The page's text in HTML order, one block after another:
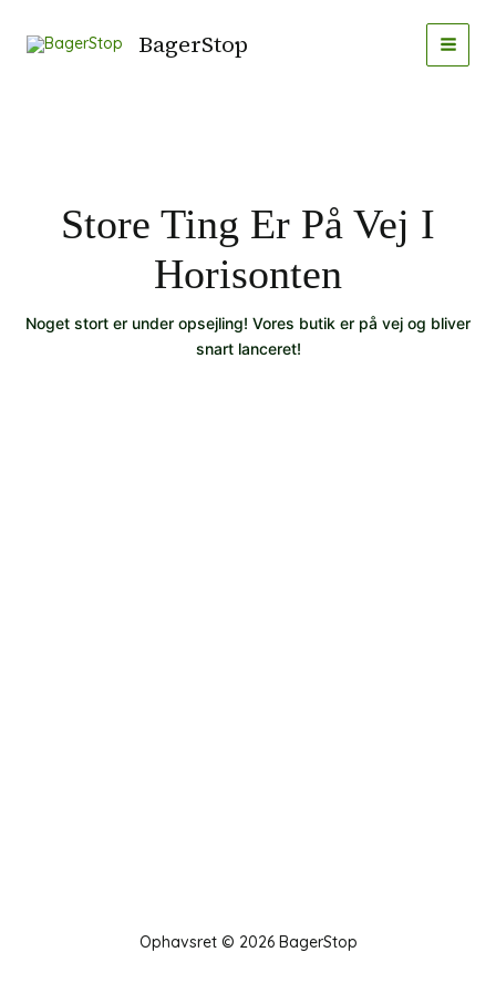
BagerStop
Store Ting Er På Vej I
Horisonten
Noget stort er under opsejling! Vores butik er på vej og bliver
snart lanceret!
Ophavsret © 2026 BagerStop